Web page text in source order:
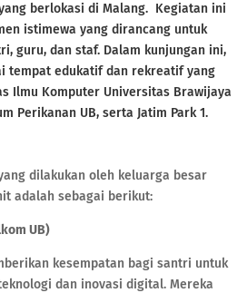
berlokasi di Malang. Kegiatan ini
istimewa yang dirancang untuk
guru, dan staf. Dalam kunjungan ini,
tempat edukatif dan rekreatif yang
Ilmu Komputer Universitas Brawijaya
Perikanan UB, serta Jatim Park 1.
dilakukan oleh keluarga besar
adalah sebagai berikut:
UB)
kesempatan bagi santri untuk
dan inovasi digital. Mereka